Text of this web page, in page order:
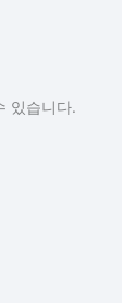
있습니다.